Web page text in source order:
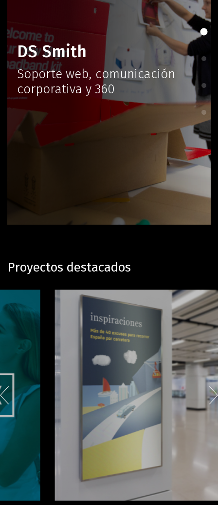
DS Smith
Soporte web, comunicación
corporativa y 360
Teatro Flamenco Madrid
Desarrollo web, branding, SEO,
SEM, RRSS y 360
Proyectos destacados
Repsol